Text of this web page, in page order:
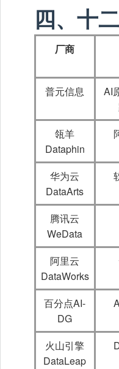
四、十
厂商
普元信息
AI
瓴羊
Dataphin
华为云
DataArts
腾讯云
WeData
阿里云
DataWorks
百分点AI-
DG
火山引擎
DataLeap